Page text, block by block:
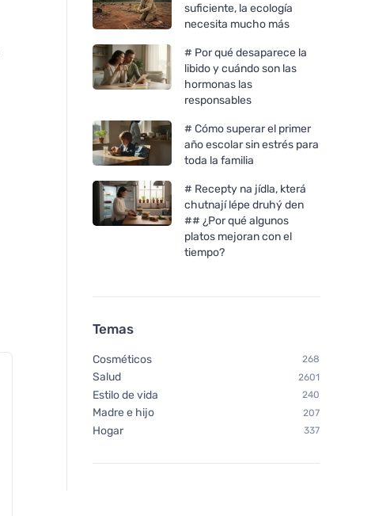
suficiente, la ecología
necesita mucho más
# Por qué desaparece la
libido y cuándo son las
hormonas las
responsables
# Cómo superar el primer
año escolar sin estrés para
toda la familia
# Recepty na jídla, která
chutnají lépe druhý den
## ¿Por qué algunos
platos mejoran con el
tiempo?
Temas
Cosméticos 268
Salud 2601
Estilo de vida 240
Madre e hijo 207
Hogar 337